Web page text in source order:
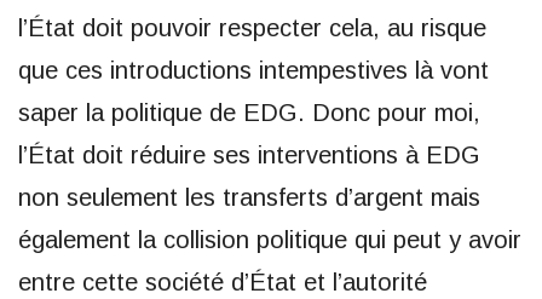
l’État doit pouvoir respecter cela, au risque
que ces introductions intempestives là vont
saper la politique de EDG. Donc pour moi,
l’État doit réduire ses interventions à EDG
non seulement les transferts d’argent mais
également la collision politique qui peut y avoir
entre cette société d’État et l’autorité